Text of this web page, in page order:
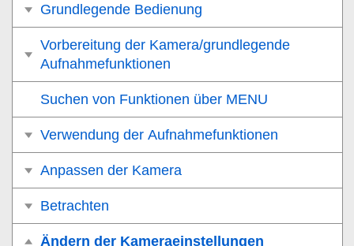
Grundlegende Bedienung
Vorbereitung der Kamera/grundlegende
Aufnahmefunktionen
Suchen von Funktionen über MENU
Verwendung der Aufnahmefunktionen
Anpassen der Kamera
Betrachten
Ändern der Kameraeinstellungen